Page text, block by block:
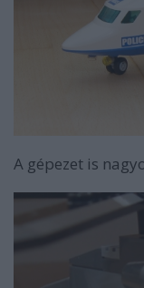
A gépezet is